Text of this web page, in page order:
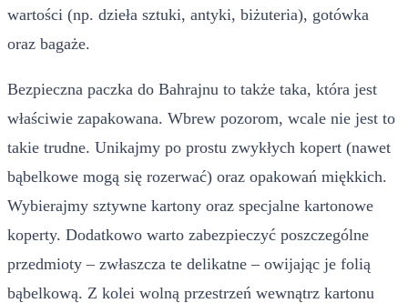
wartości (np. dzieła sztuki, antyki, biżuteria), gotówka
oraz bagaże.
Bezpieczna paczka do Bahrajnu to także taka, która jest
właściwie zapakowana. Wbrew pozorom, wcale nie jest to
takie trudne. Unikajmy po prostu zwykłych kopert (nawet
bąbelkowe mogą się rozerwać) oraz opakowań miękkich.
Wybierajmy sztywne kartony oraz specjalne kartonowe
koperty. Dodatkowo warto zabezpieczyć poszczególne
przedmioty – zwłaszcza te delikatne – owijając je folią
bąbelkową. Z kolei wolną przestrzeń wewnątrz kartonu